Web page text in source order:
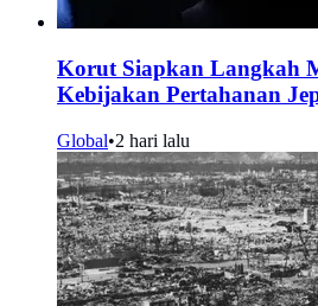
Korut Siapkan Langkah
Kebijakan Pertahanan
Global•2 hari lalu